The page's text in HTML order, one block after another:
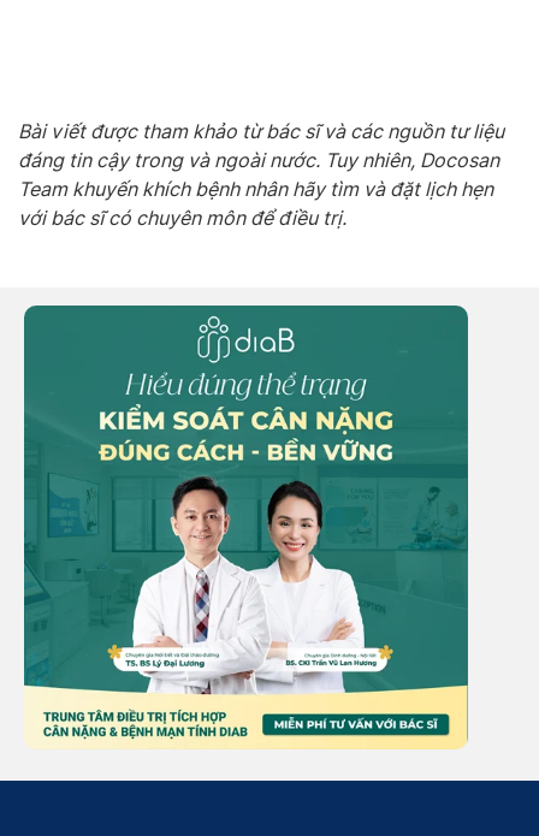
Bài viết được tham khảo từ bác sĩ và các nguồn tư liệu
đáng tin cậy trong và ngoài nước. Tuy nhiên, Docosan
Team khuyến khích bệnh nhân hãy tìm và đặt lịch hẹn
với bác sĩ có chuyên môn để điều trị.